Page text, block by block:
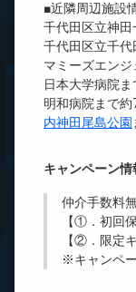
■近隣周辺施設
千代田区立神
千代田区立千
マミーズエン
日本大学病院
明和病院まで
内神田尾島公園
キャンペーン情
仲介手数料
【①．初回
【②．限定
※キャンペ